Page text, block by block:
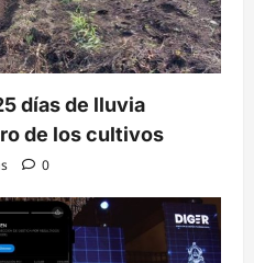
días de lluvia
de los cultivos
0